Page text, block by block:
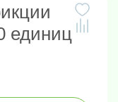
единиц